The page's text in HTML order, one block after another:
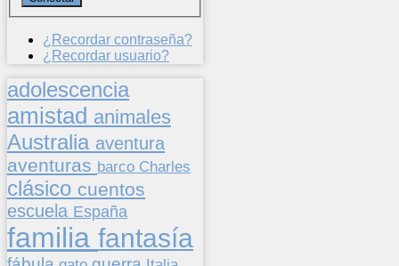
¿Recordar contraseña?
¿Recordar usuario?
adolescencia
amistad animales
Australia aventura
aventuras barco Charles
clásico cuentos
escuela España
familia fantasía